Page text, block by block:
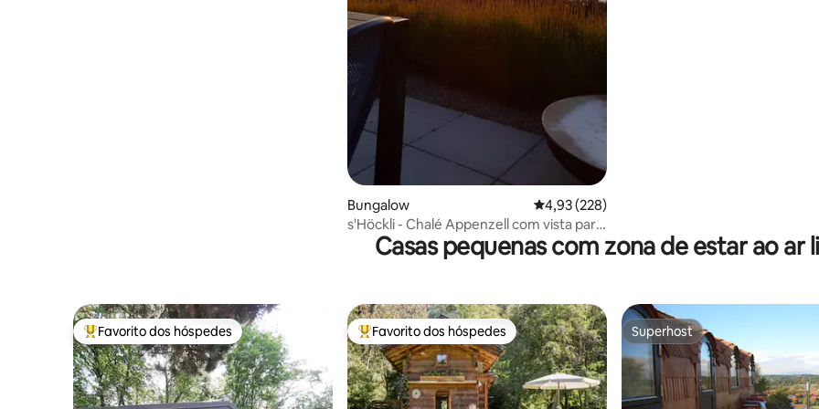
Bungalow Classificação média de 4,93 em 5 estrelas,
4,93 (228)
s'Höckli - Chalé Appenzell com vista para
o lagoCasas pequenas com zona de estar ao ar
Favoritos dos hóspedes mais apreciados
Favorito dos hóspedes Favoritos dos hóspedes mais apreciados
Favorito dos hóspedes Superhost
Superhost